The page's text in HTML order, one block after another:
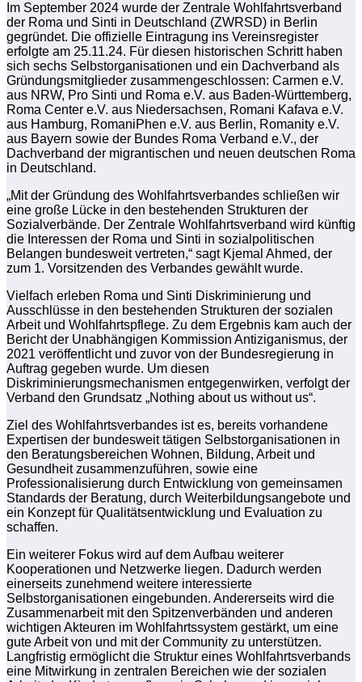
Im September 2024 wurde der Zentrale Wohlfahrtsverband
der Roma und Sinti in Deutschland (ZWRSD) in Berlin
gegründet. Die offizielle Eintragung ins Vereinsregister
erfolgte am 25.11.24. Für diesen historischen Schritt haben
sich sechs Selbstorganisationen und ein Dachverband als
Gründungsmitglieder zusammengeschlossen: Carmen e.V.
aus NRW, Pro Sinti und Roma e.V. aus Baden-Württemberg,
Roma Center e.V. aus Niedersachsen, Romani Kafava e.V.
aus Hamburg, RomaniPhen e.V. aus Berlin, Romanity e.V.
aus Bayern sowie der Bundes Roma Verband e.V., der
Dachverband der migrantischen und neuen deutschen Roma
in Deutschland.
„Mit der Gründung des Wohlfahrtsverbandes schließen wir
eine große Lücke in den bestehenden Strukturen der
Sozialverbände. Der Zentrale Wohlfahrtsverband wird künftig
die Interessen der Roma und Sinti in sozialpolitischen
Belangen bundesweit vertreten,“ sagt Kjemal Ahmed, der
zum 1. Vorsitzenden des Verbandes gewählt wurde.
Vielfach erleben Roma und Sinti Diskriminierung und
Ausschlüsse in den bestehenden Strukturen der sozialen
Arbeit und Wohlfahrtspflege. Zu dem Ergebnis kam auch der
Bericht der Unabhängigen Kommission Antiziganismus, der
2021 veröffentlicht und zuvor von der Bundesregierung in
Auftrag gegeben wurde. Um diesen
Diskriminierungsmechanismen entgegenwirken, verfolgt der
Verband den Grundsatz „Nothing about us without us“.
Ziel des Wohlfahrtsverbandes ist es, bereits vorhandene
Expertisen der bundesweit tätigen Selbstorganisationen in
den Beratungsbereichen Wohnen, Bildung, Arbeit und
Gesundheit zusammenzuführen, sowie eine
Professionalisierung durch Entwicklung von gemeinsamen
Standards der Beratung, durch Weiterbildungsangebote und
ein Konzept für Qualitätsentwicklung und Evaluation zu
schaffen.
Ein weiterer Fokus wird auf dem Aufbau weiterer
Kooperationen und Netzwerke liegen. Dadurch werden
einerseits zunehmend weitere interessierte
Selbstorganisationen eingebunden. Andererseits wird die
Zusammenarbeit mit den Spitzenverbänden und anderen
wichtigen Akteuren im Wohlfahrtssystem gestärkt, um eine
gute Arbeit von und mit der Community zu unterstützen.
Langfristig ermöglicht die Struktur eines Wohlfahrtsverbands
eine Mitwirkung in zentralen Bereichen wie der sozialen